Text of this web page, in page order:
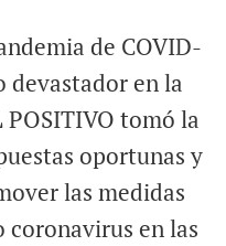
de COVID-
devastador en la
tomó la
oportunas y
las medidas
coronavirus en las